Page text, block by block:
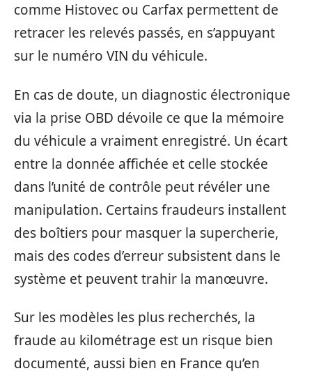
comme Histovec ou Carfax permettent de
retracer les relevés passés, en s’appuyant
sur le numéro VIN du véhicule.
En cas de doute, un diagnostic électronique
via la prise OBD dévoile ce que la mémoire
du véhicule a vraiment enregistré. Un écart
entre la donnée affichée et celle stockée
dans l’unité de contrôle peut révéler une
manipulation. Certains fraudeurs installent
des boîtiers pour masquer la supercherie,
mais des codes d’erreur subsistent dans le
système et peuvent trahir la manœuvre.
Sur les modèles les plus recherchés, la
fraude au kilométrage est un risque bien
documenté, aussi bien en France qu’en